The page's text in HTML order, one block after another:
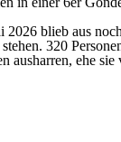
blieb aus
320
ausharren, ehe